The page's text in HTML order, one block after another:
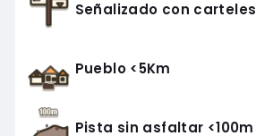
Señalizado con carteles
Pueblo <5Km
Pista sin asfaltar <100m